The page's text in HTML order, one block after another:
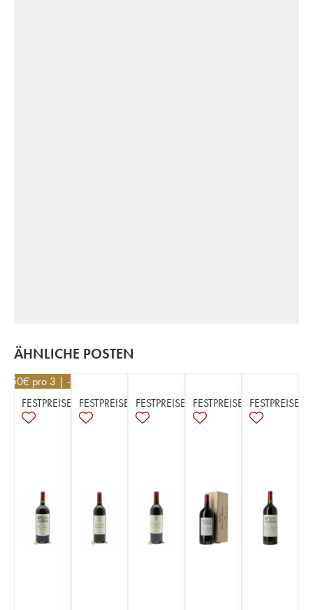
ÄHNLICHE POSTEN
€ pro 3 | -10%
FESTPREISE
FESTPREISE FESTPREISE FESTPREISE FESTPREISE